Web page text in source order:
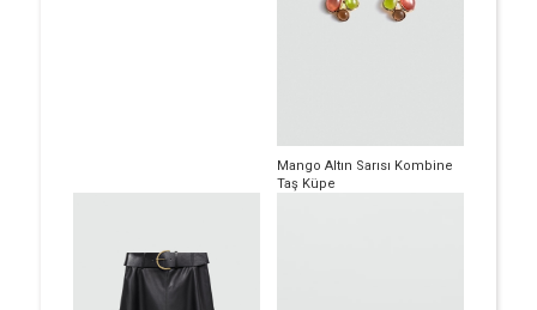
Mango Altın Sarısı Kombine
Taş Küpe